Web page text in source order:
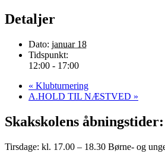
Detaljer
Dato: januar 18
Tidspunkt:
12:00 - 17:00
« Klubturnering
A.HOLD TIL NÆSTVED »
Skakskolens åbningstider:
Tirsdage: kl. 17.00 – 18.30 Børne- og